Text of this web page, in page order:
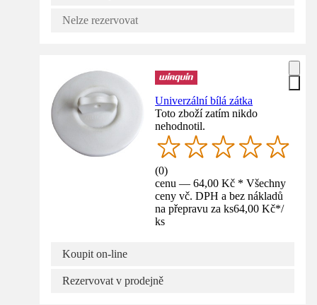
Nelze rezervovat
Univerzální bílá zátka
Toto zboží zatím nikdo
nehodnotil.
(0)
cenu — 64,00 Kč * Všechny
ceny vč. DPH a bez nákladů
na přepravu za ks64,00 Kč*/
ks
Koupit on-line
Rezervovat v prodejně